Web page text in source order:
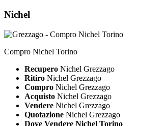
Nichel
Compro Nichel Torino
Recupero Nichel Grezzago
Ritiro Nichel Grezzago
Compro Nichel Grezzago
Acquisto Nichel Grezzago
Vendere Nichel Grezzago
Quotazione Nichel Grezzago
Dove Vendere Nichel Torino